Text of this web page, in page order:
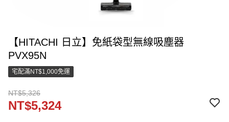
【HITACHI 日立】免紙袋型無線吸塵器
PVX95N
宅配滿NT$1,000免運
NT$5,326
NT$5,324